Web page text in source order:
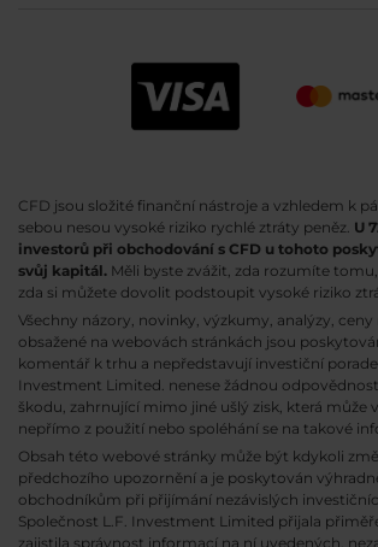
CFD jsou složité finanční nástroje a vzhledem k
sebou nesou vysoké riziko rychlé ztráty peněz. U
investorů při obchodování s CFD u tohoto
svůj kapitál. Měli byste zvážit, zda rozumíte
zda si můžete dovolit podstoupit vysoké riziko
Všechny názory, novinky, výzkumy, analýzy,
obsažené na webovách stránkách jsou
komentář k trhu a nepředstavují investiční
Investment Limited. nenese žádnou
škodu, zahrnující mimo jiné ušlý zisk, která může
nepřímo z použití nebo spoléhání se na takové
Obsah této webové stránky může být kdykoli
předchozího upozornění a je poskytován
obchodníkům při přijímání nezávislých
Společnost L.F. Investment Limited přijala
zajistila správnost informací na ní uvedených,